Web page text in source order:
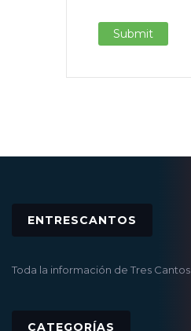
ENTRESCANTOS
Toda la información de Tres Cantos
CATEGORÍAS